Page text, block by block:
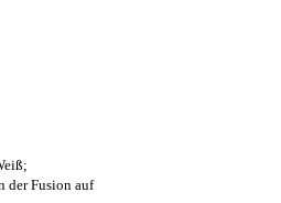
der Fusion auf